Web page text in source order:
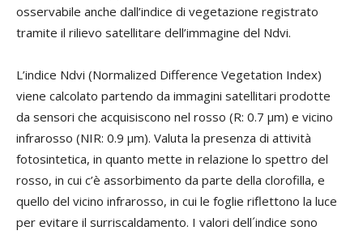
osservabile anche dall’indice di vegetazione registrato
tramite il rilievo satellitare dell’immagine del Ndvi.
L’indice Ndvi (Normalized Difference Vegetation Index)
viene calcolato partendo da immagini satellitari prodotte
da sensori che acquisiscono nel rosso (R: 0.7 µm) e vicino
infrarosso (NIR: 0.9 µm). Valuta la presenza di attività
fotosintetica, in quanto mette in relazione lo spettro del
rosso, in cui c’è assorbimento da parte della clorofilla, e
quello del vicino infrarosso, in cui le foglie riflettono la luce
per evitare il surriscaldamento. I valori dell´indice sono